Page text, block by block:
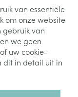
van essentiële
om onze website
gebruik van
we geen
uw cookie-
dit in detail uit in